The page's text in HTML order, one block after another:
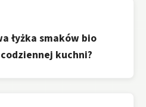
łyżka smaków bio
kuchni?